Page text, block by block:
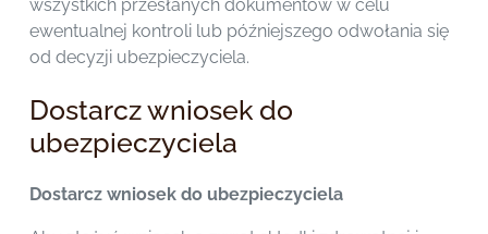
wszystkich przesłanych dokumentów w celu
ewentualnej kontroli lub późniejszego odwołania się
od decyzji ubezpieczyciela.
Dostarcz wniosek do
ubezpieczyciela
Dostarcz wniosek do ubezpieczyciela